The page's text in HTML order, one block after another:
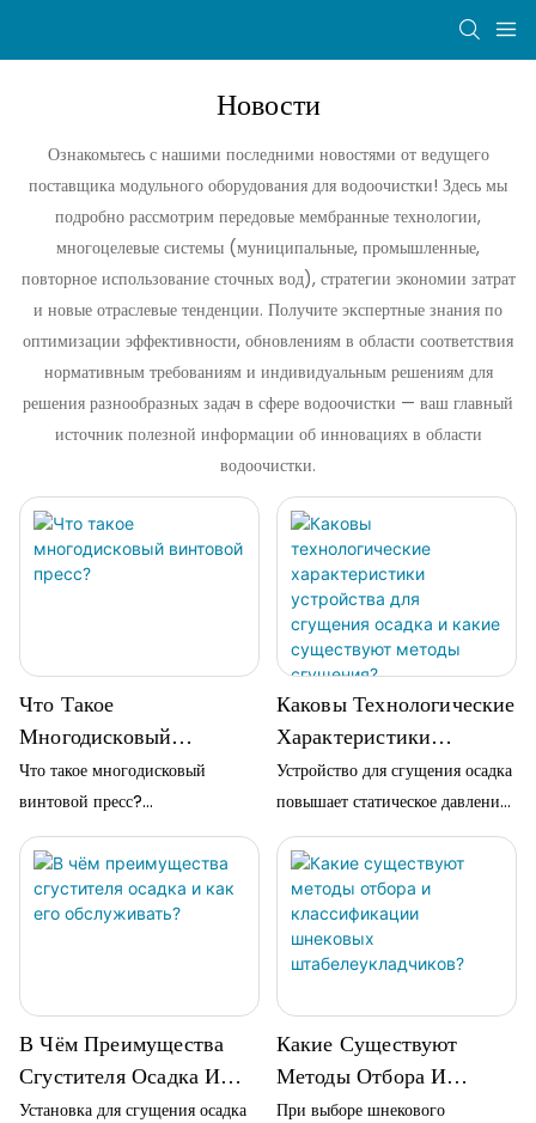
Новости
Ознакомьтесь с нашими последними новостями от ведущего
поставщика модульного оборудования для водоочистки! Здесь мы
подробно рассмотрим передовые мембранные технологии,
многоцелевые системы (муниципальные, промышленные,
повторное использование сточных вод), стратегии экономии затрат
и новые отраслевые тенденции. Получите экспертные знания по
оптимизации эффективности, обновлениям в области соответствия
нормативным требованиям и индивидуальным решениям для
решения разнообразных задач в сфере водоочистки — ваш главный
источник полезной информации об инновациях в области
водоочистки.
Что Такое
Многодисковый
Винтовой Пресс?
Что такое многодисковый
винтовой пресс?
Многодисковый винтовой пресс
— это тип машины,
используемой для
механического обезвоживания
счет использования
шнекоподобного устройства для
сжатия…
Каковы Технологические
Характеристики
Устройства Для
Сгущения Осадка И
Какие Существуют
Методы Сгущения?
Устройство для сгущения осадка
повышает статическое давление
в подающей части для
улучшения…
В Чём Преимущества
Сгустителя Осадка И
Как Его Обслуживать?
Установка для сгущения осадка
Какие Существуют
Методы Отбора И
Классификации
При выборе шнекового